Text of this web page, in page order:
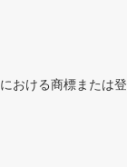
おける商標または登